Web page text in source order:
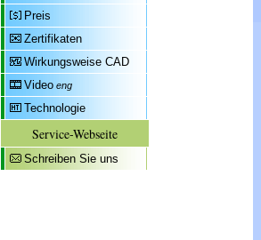
Preis
Zertifikaten
Wirkungsweise CAD
Video eng
Technologie
Service-Webseite
Schreiben Sie uns